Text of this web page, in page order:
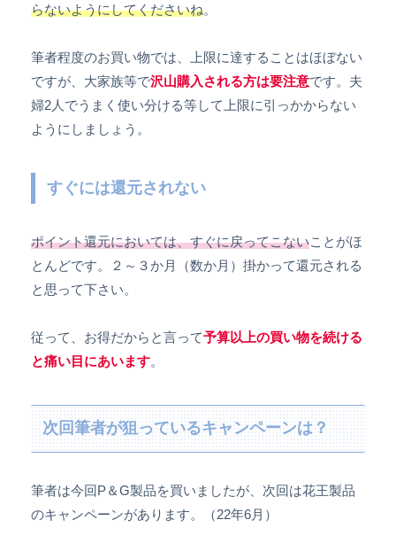
らないようにしてくださいね。
筆者程度のお買い物では、上限に達することはほぼない
ですが、大家族等で沢山購入される方は要注意です。夫
婦2人でうまく使い分ける等して上限に引っかからない
ようにしましょう。
すぐには還元されない
ポイント還元においては、すぐに戻ってこないことがほ
とんどです。２～３か月（数か月）掛かって還元される
と思って下さい。
従って、お得だからと言って予算以上の買い物を続ける
と痛い目にあいます。
次回筆者が狙っているキャンペーンは？
筆者は今回P＆G製品を買いましたが、次回は花王製品
のキャンペーンがあります。（22年6月）